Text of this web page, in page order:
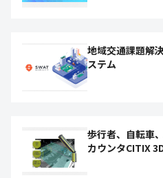
地域交通課題解
ステム
歩行者、自転車
カウンタCITIX